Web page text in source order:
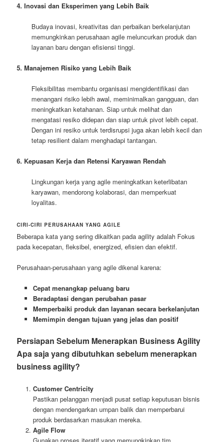
4. Inovasi dan Eksperimen yang Lebih Baik
Budaya inovasi, kreativitas dan perbaikan berkelanjutan
memungkinkan perusahaan agile meluncurkan produk dan
layanan baru dengan efisiensi tinggi.
5. Manajemen Risiko yang Lebih Baik
Fleksibilitas membantu organisasi mengidentifikasi dan
menangani risiko lebih awal, meminimalkan gangguan, dan
meningkatkan ketahanan. Siap untuk melihat dan
mengatasi resiko didepan dan siap untuk pivot lebih cepat.
Dengan ini resiko untuk terdisrupsi juga akan lebih kecil dan
tetap resilient dalam menghadapi tantangan.
6. Kepuasan Kerja dan Retensi Karyawan Rendah
Lingkungan kerja yang agile meningkatkan keterlibatan
karyawan, mendorong kolaborasi, dan memperkuat
loyalitas.
CIRI-CIRI PERUSAHAAN YANG AGILE
Beberapa kata yang sering dikaitkan pada agility adalah Fokus
pada kecepatan, fleksibel, energized, efisien dan efektif.
Perusahaan-perusahaan yang agile dikenal karena:
Cepat menangkap peluang baru
Beradaptasi dengan perubahan pasar
Memperbaiki produk dan layanan secara berkelanjutan
Memimpin dengan tujuan yang jelas dan positif
Persiapan Sebelum Menerapkan Business Agility
Apa saja yang dibutuhkan sebelum menerapkan
business agility?
Customer Centricity
Pastikan pelanggan menjadi pusat setiap keputusan bisnis
dengan mendengarkan umpan balik dan memperbarui
produk berdasarkan masukan mereka.
Agile Flow